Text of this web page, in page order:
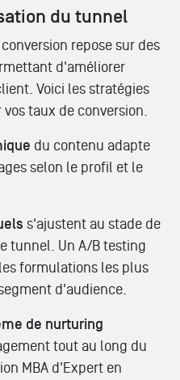
du tunnel
repose sur des
d'améliorer
Voici les stratégies
taux de conversion.
du contenu adapte
selon le profil et le
s'ajustent au stade de
tunnel. Un A/B testing
formulations les plus
d'audience.
de nurturing
tout au long du
MBA d'Expert en